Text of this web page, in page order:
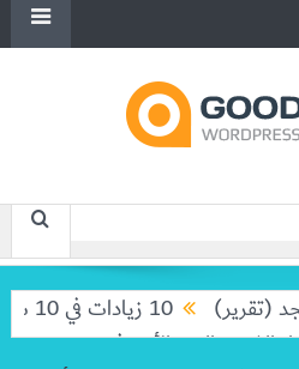
10 زيادات في 10 سنوات.. هل حان الوقت لرفع دعم البنزين نهائيا؟
الأحد في مصر 9 -8-2026